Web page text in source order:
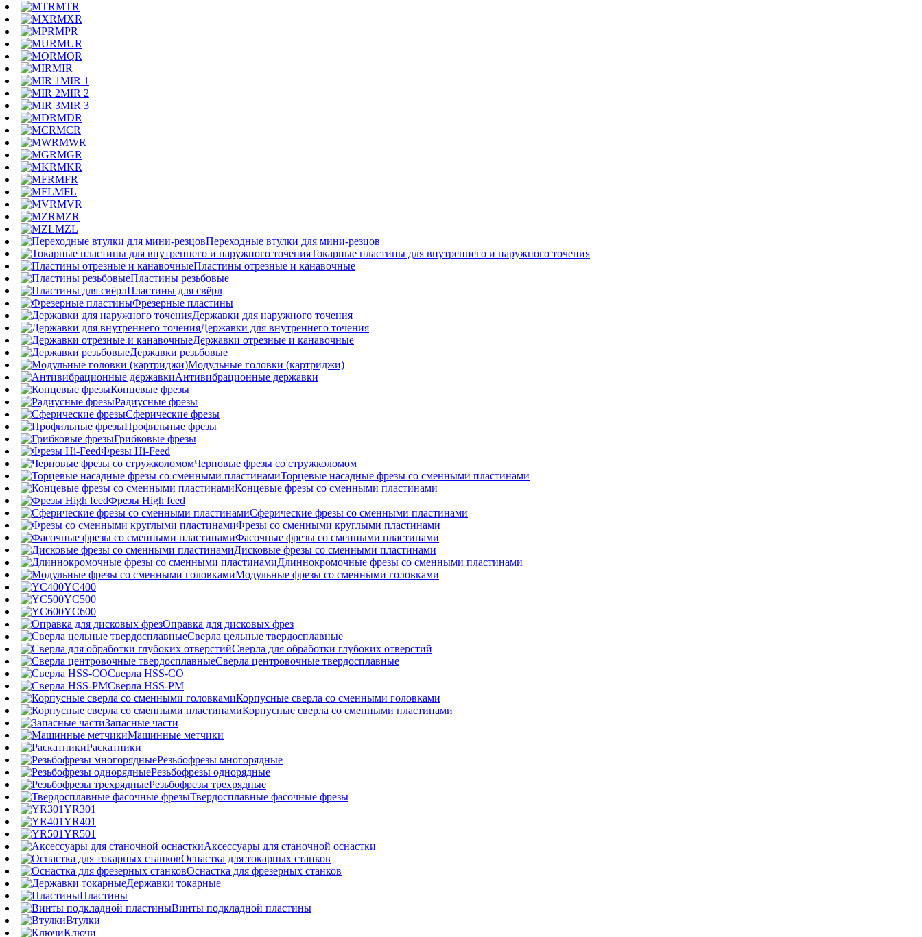
MTR
MXR
MPR
MUR
MQR
MIR
MIR 1
MIR 2
MIR 3
MDR
MCR
MWR
MGR
MKR
MFR
MFL
MVR
MZR
MZL
Переходные втулки для мини-резцов
Токарные пластины для внутреннего и наружного точения
Пластины отрезные и канавочные
Пластины резьбовые
Пластины для свёрл
Фрезерные пластины
Державки для наружного точения
Державки для внутреннего точения
Державки отрезные и канавочные
Державки резьбовые
Модульные головки (картриджи)
Антивибрационные державки
Концевые фрезы
Радиусные фрезы
Сферические фрезы
Профильные фрезы
Грибковые фрезы
Фрезы Hi-Feed
Черновые фрезы со стружколомом
Торцевые насадные фрезы со сменными пластинами
Концевые фрезы со сменными пластинами
Фрезы High feed
Сферические фрезы со сменными пластинами
Фрезы со сменными круглыми пластинами
Фасочные фрезы со сменными пластинами
Дисковые фрезы со сменными пластинами
Длиннокромочные фрезы со сменными пластинами
Модульные фрезы со сменными головками
YC400
YC500
YC600
Оправка для дисковых фрез
Сверла цельные твердосплавные
Сверла для обработки глубоких отверстий
Сверла центровочные твердосплавные
Сверла HSS-CO
Сверла HSS-PM
Корпусные сверла со сменными головками
Корпусные сверла со сменными пластинами
Запасные части
Машинные метчики
Раскатники
Резьбофрезы многорядные
Резьбофрезы однорядные
Резьбофрезы трехрядные
Твердосплавные фасочные фрезы
YR301
YR401
YR501
Аксессуары для станочной оснастки
Оснастка для токарных станков
Оснастка для фрезерных станков
Державки токарные
Пластины
Винты подкладной пластины
Втулки
Ключи